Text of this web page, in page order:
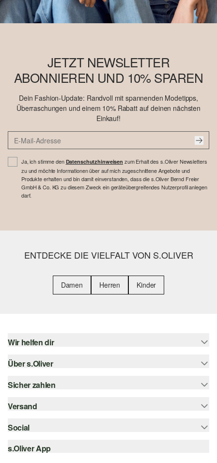
JETZT NEWSLETTER
ABONNIEREN UND 10% SPAREN
Dein Fashion-Update: Randvoll mit spannenden Modetipps,
Überraschungen und einem 10% Rabatt auf deinen nächsten
Einkauf!
Ja, ich stimme den Datenschutzhinweisen zum Erhalt des s.Oliver Newsletters
zu und möchte Informationen über auf mich zugeschnittene Angebote und
Produkte erhalten und bin damit einverstanden, dass die s.Oliver Bernd Freier
GmbH & Co. KG zu diesem Zweck ein geräteübergreifendes Nutzerprofil anlegen
darf.
ENTDECKE DIE VIELFALT VON S.OLIVER
Damen Herren Kinder
Wir helfen dir
Hilfe & FAQ
Größenberatung
Über s.Oliver
Newsletter
s.Oliver Card
Career
Sicher zahlen
Rechnung
Kreditkarte
Versand
Sendungsverfolgung
Post AT
Social
instagram
s.Oliver App